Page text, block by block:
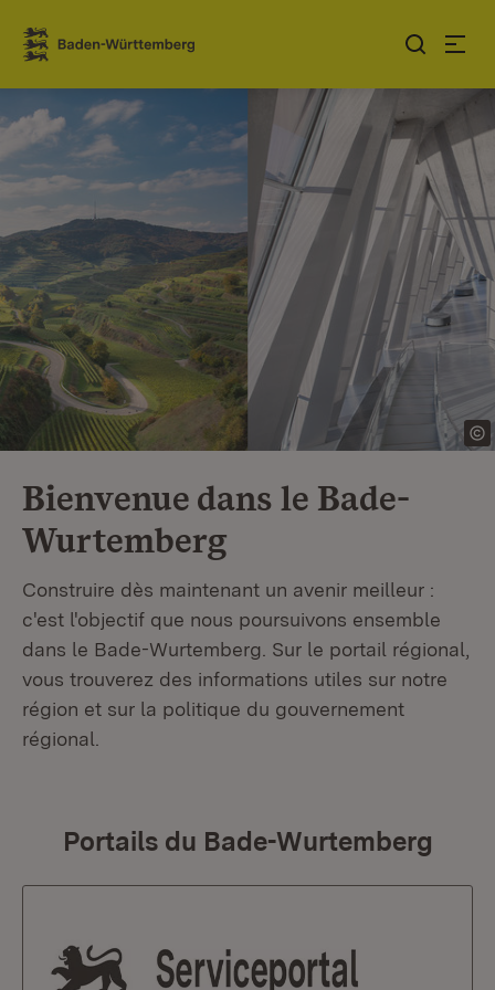
Sauter au contenu
Link zur Startseite
Bienvenue dans le Bade-
Wurtemberg
Construire dès maintenant un avenir meilleur :
c'est l'objectif que nous poursuivons ensemble
dans le Bade-Wurtemberg. Sur le portail régional,
vous trouverez des informations utiles sur notre
région et sur la politique du gouvernement
régional.
Portails du Bade-Wurtemberg